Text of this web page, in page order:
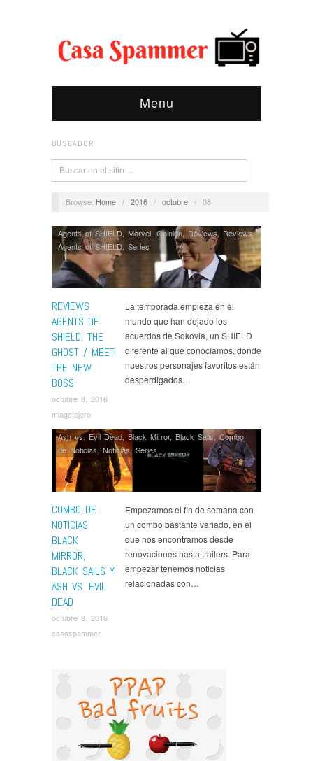
Menu
BUSCADOR
Browse: Home / 2016 / octubre / 08
REVIEWS
AGENTS OF
SHIELD: THE
GHOST / MEET
THE NEW
BOSS
octubre 8, 2016
mlagetejero
Agents of SHIELD, Marvel, Opinión,Reviews, Reviews
Agents of SHIELD, Series
La temporada empieza en el
mundo que han dejado los
acuerdos de Sokovia, un SHIELD
diferente al que conocíamos, donde
nuestros personajes favoritos están
desperdigados…
COMBO DE
NOTICIAS:
BLACK
MIRROR,
BLACK SAILS Y
ASH VS. EVIL
DEAD
octubre 8, 2016
casaspammer
Ash vs. Evil Dead,Black Mirror, Black Sails,Combo
de Noticias, Noticias, Series
Empezamos el fin de semana con
un combo bastante variado, en el
que nos encontramos desde
renovaciones hasta trailers. Para
empezar tenemos noticias
relacionadas con…